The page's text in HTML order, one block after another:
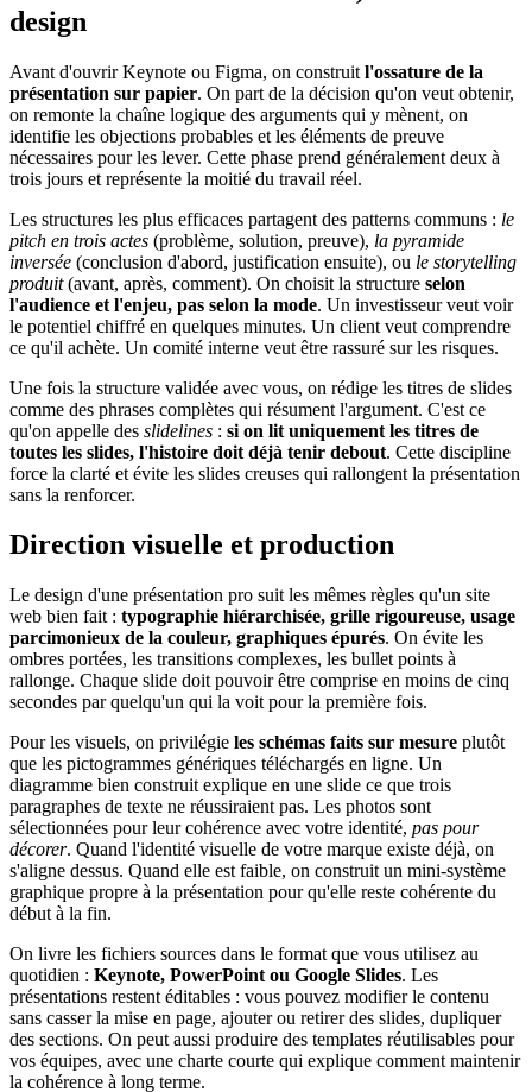
design
Avant d'ouvrir Keynote ou Figma, on construit l'ossature de la
présentation sur papier. On part de la décision qu'on veut obtenir,
on remonte la chaîne logique des arguments qui y mènent, on
identifie les objections probables et les éléments de preuve
nécessaires pour les lever. Cette phase prend généralement deux à
trois jours et représente la moitié du travail réel.
Les structures les plus efficaces partagent des patterns communs : le
pitch en trois actes (problème, solution, preuve), la pyramide
inversée (conclusion d'abord, justification ensuite), ou le storytelling
produit(avant, après, comment). On choisit la structure selon
l'audience et l'enjeu, pas selon la mode. Un investisseur veut voir
le potentiel chiffré en quelques minutes. Un client veut comprendre
ce qu'il achète. Un comité interne veut être rassuré sur les risques.
Une fois la structure validée avec vous, on rédige les titres de slides
comme des phrases complètes qui résument l'argument. C'est ce
qu'on appelle des slidelines : si on lit uniquement les titres de
toutes les slides, l'histoire doit déjà tenir debout. Cette discipline
force la clarté et évite les slides creuses qui rallongent la présentation
sans la renforcer.
Direction visuelle et production
Le design d'une présentation pro suit les mêmes règles qu'un site
web bien fait : typographie hiérarchisée, grille rigoureuse, usage
parcimonieux de la couleur, graphiques épurés. On évite les
ombres portées, les transitions complexes, les bullet points à
rallonge. Chaque slide doit pouvoir être comprise en moins de cinq
secondes par quelqu'un qui la voit pour la première fois.
Pour les visuels, on privilégie les schémas faits sur mesure plutôt
que les pictogrammes génériques téléchargés en ligne. Un
diagramme bien construit explique en une slide ce que trois
paragraphes de texte ne réussiraient pas. Les photos sont
sélectionnées pour leur cohérence avec votre identité, pas pour
décorer. Quand l'identité visuelle de votre marque existe déjà, on
s'aligne dessus. Quand elle est faible, on construit un mini-système
graphique propre à la présentation pour qu'elle reste cohérente du
début à la fin.
On livre les fichiers sources dans le format que vous utilisez au
quotidien : Keynote, PowerPoint ou Google Slides. Les
présentations restent éditables : vous pouvez modifier le contenu
sans casser la mise en page, ajouter ou retirer des slides, dupliquer
des sections. On peut aussi produire des templates réutilisables pour
vos équipes, avec une charte courte qui explique comment maintenir
la cohérence à long terme.